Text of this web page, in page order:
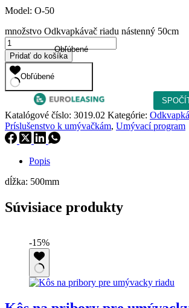
Model: O-50
množstvo Odkvapkávač riadu nástenný 50cm
Pridať do košíka
Obľúbené
Obľúbené
Katalógové číslo: 3019.02 Kategórie:
Príslušenstvo k umývačkám, Umývací program
Popis
dĺžka: 500mm
Súvisiace produkty
-15%